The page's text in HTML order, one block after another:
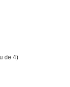
de 4)